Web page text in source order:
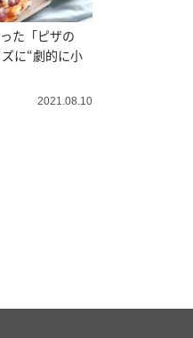
た「ピザの
に“劇的に小
2021.08.10